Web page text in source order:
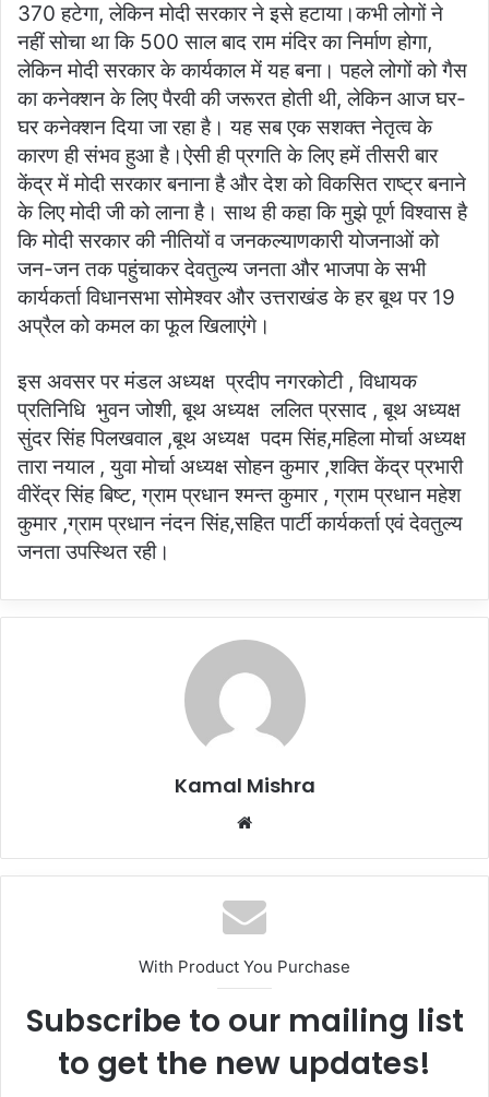
370 हटेगा, लेकिन मोदी सरकार ने इसे हटाया।कभी लोगों ने
नहीं सोचा था कि 500 साल बाद राम मंदिर का निर्माण होगा,
लेकिन मोदी सरकार के कार्यकाल में यह बना। पहले लोगों को गैस
का कनेक्शन के लिए पैरवी की जरूरत होती थी, लेकिन आज घर-
घर कनेक्शन दिया जा रहा है। यह सब एक सशक्त नेतृत्व के
कारण ही संभव हुआ है।ऐसी ही प्रगति के लिए हमें तीसरी बार
केंद्र में मोदी सरकार बनाना है और देश को विकसित राष्ट्र बनाने
के लिए मोदी जी को लाना है। साथ ही कहा कि मुझे पूर्ण विश्वास है
कि मोदी सरकार की नीतियों व जनकल्याणकारी योजनाओं को
जन-जन तक पहुंचाकर देवतुल्य जनता और भाजपा के सभी
कार्यकर्ता विधानसभा सोमेश्वर और उत्तराखंड के हर बूथ पर 19
अप्रैल को कमल का फूल खिलाएंगे।
इस अवसर पर मंडल अध्यक्ष प्रदीप नगरकोटी , विधायक
प्रतिनिधि भुवन जोशी, बूथ अध्यक्ष ललित प्रसाद , बूथ अध्यक्ष
सुंदर सिंह पिलखवाल ,बूथ अध्यक्ष पदम सिंह,महिला मोर्चा अध्यक्ष
तारा नयाल , युवा मोर्चा अध्यक्ष सोहन कुमार ,शक्ति केंद्र प्रभारी
वीरेंद्र सिंह बिष्ट, ग्राम प्रधान श्मन्त कुमार , ग्राम प्रधान महेश
कुमार ,ग्राम प्रधान नंदन सिंह,सहित पार्टी कार्यकर्ता एवं देवतुल्य
जनता उपस्थित रही।
Kamal Mishra
Website
With Product You Purchase
Subscribe to our mailing list
to get the new updates!